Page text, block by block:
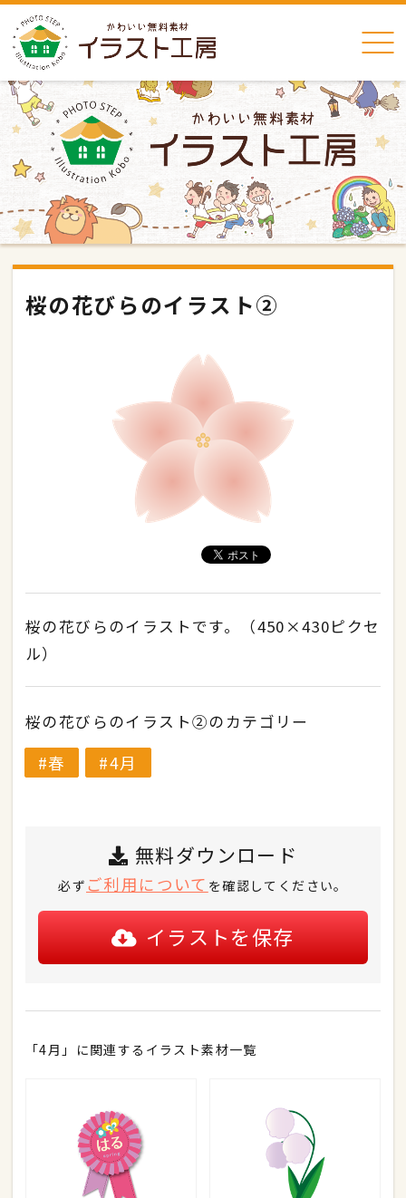
桜の花びらのイラスト②
桜の花びらのイラストです。（450×430ピクセ
ル）
桜の花びらのイラスト②のカテゴリー
春 4月
無料ダウンロード
必ず ご利用について を確認してください。
イラストを保存
「4月」に関連するイラスト素材一覧